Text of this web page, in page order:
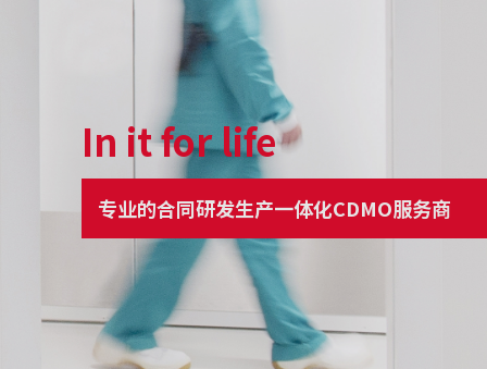
In it for life
专业的合同研发生产一体化CDMO服务商